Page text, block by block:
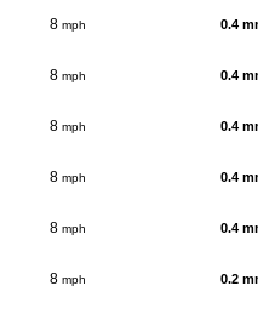
8 mph 0.4
8 mph 0.4
8 mph 0.4
8 mph 0.4
8 mph 0.4
8 mph 0.2